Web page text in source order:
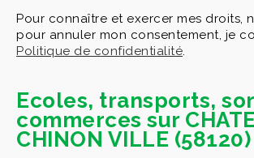
Pour connaître et exercer mes droits,
pour annuler mon consentement, je
Politique de confidentialité.
Ecoles, transports,
commerces sur
CHINON VILLE (58120)